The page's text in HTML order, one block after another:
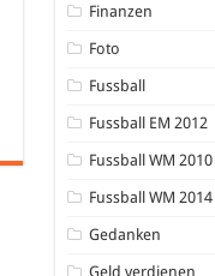
Finanzen
Foto
Fussball
Fussball EM 2012
Fussball WM 2010
Fussball WM 2014
Gedanken
Geld verdienen